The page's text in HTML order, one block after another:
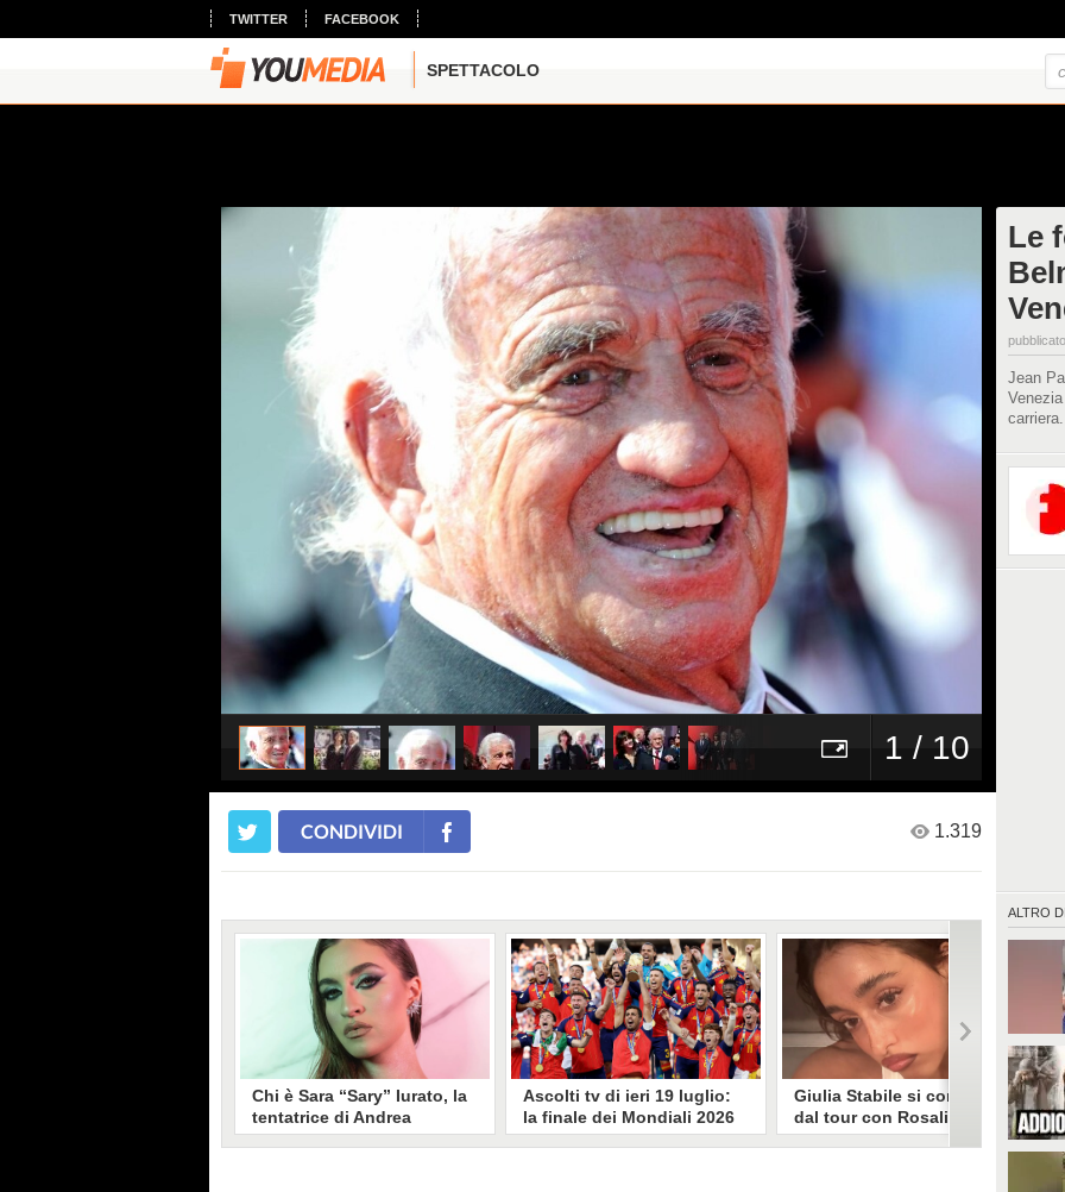
TWITTER FACEBOOK
SPETTACOLO
1 / 10
Le
Jean
carriera.
ALTRO DI
CONDIVIDI 1.319
Chi è Sara “Sary” Iurato, la
tentatrice di Andrea
Petraroli a Temptation
Ascolti tv di ieri 19 luglio:
la finale dei Mondiali 2026
Spagna-Argentina
Giulia Stabile si confessa
dal tour con Rosalia: "Non
sono stata bene, costretta